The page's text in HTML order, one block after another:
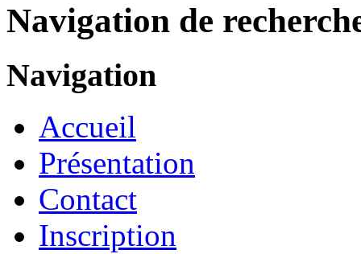
Navigation de
Navigation
Accueil
Présentation
Contact
Inscription